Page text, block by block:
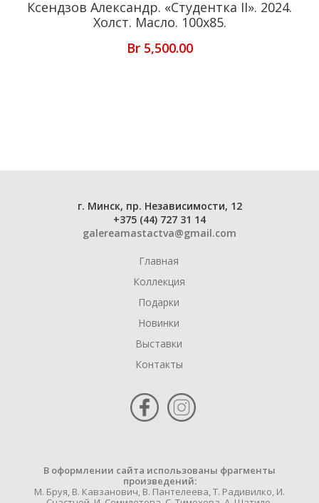
Ксендзов Александр. «Студентка II». 2024.
Холст. Масло. 100х85.
Br5,500.00
г. Минск, пр. Независимости, 12
+375 (44) 727 31 14
galereamastactva@gmail.com
Главная
Коллекция
Подарки
Новинки
Выставки
Контакты
В оформлении сайта использованы фрагменты
произведений:
М. Бруя, В. Кавзанович, В. Пантелеева, Т. Радивилко, И.